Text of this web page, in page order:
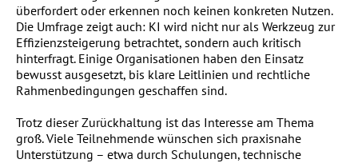
überfordert oder erkennen noch keinen konkreten Nutzen.
Die Umfrage zeigt auch: KI wird nicht nur als Werkzeug zur
Effizienzsteigerung betrachtet, sondern auch kritisch
hinterfragt. Einige Organisationen haben den Einsatz
bewusst ausgesetzt, bis klare Leitlinien und rechtliche
Rahmenbedingungen geschaffen sind.
Trotz dieser Zurückhaltung ist das Interesse am Thema
groß. Viele Teilnehmende wünschen sich praxisnahe
Unterstützung – etwa durch Schulungen, technische